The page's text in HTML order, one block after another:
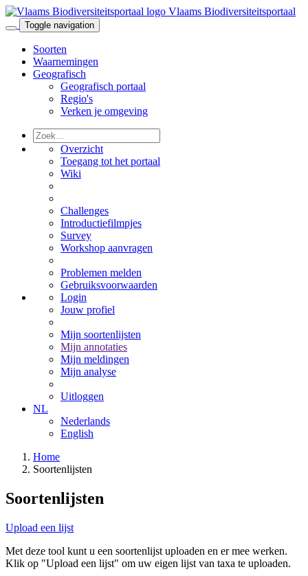
Vlaams Biodiversiteitsportaal
Toggle navigation
Soorten
Waarnemingen
Geografisch
Geografisch portaal
Regio's
Verken je omgeving
Overzicht
Toegang tot het portaal
Wiki
Challenges
Introductiefilmpjes
Survey
Workshop aanvragen
Problemen melden
Gebruiksvoorwaarden
Login
Jouw profiel
Mijn soortenlijsten
Mijn annotaties
Mijn meldingen
Mijn analyse
Uitloggen
NL
Nederlands
English
Home
Soortenlijsten
Soortenlijsten
Upload een lijst
Met deze tool kunt u een soortenlijst uploaden en er mee werken.
Klik op "Upload een lijst" om uw eigen lijst van taxa te uploaden.